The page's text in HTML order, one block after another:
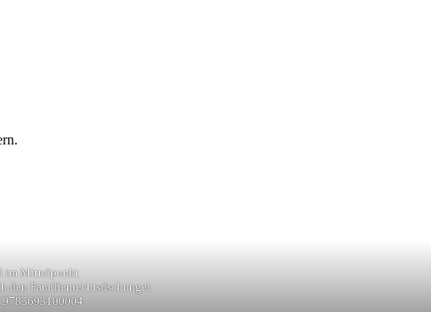
im Mittelpunkt
den Familienrechtsdschungel
9783693100004